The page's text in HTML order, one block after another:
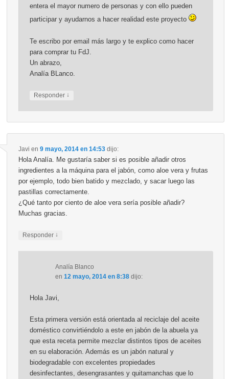
entera el mayor numero de personas y con ello pueden
participar y ayudarnos a hacer realidad este proyecto
Te escribo por email más largo y te explico como hacer
para comprar tu FdJ.
Un abrazo,
Analía BLanco.
Responder ↓
Javi en 9 mayo, 2014 en 14:53 dijo:
Hola Analía. Me gustaría saber si es posible añadir otros
ingredientes a la máquina para el jabón, como aloe vera y frutas
por ejemplo, todo bien batido y mezclado, y sacar luego las
pastillas correctamente.
¿Qué tanto por ciento de aloe vera sería posible añadir?
Muchas gracias.
Responder ↓
Analía Blanco
en 12 mayo, 2014 en 8:38 dijo:
Hola Javi,
Esta primera versión está orientada al reciclaje del aceite
doméstico convirtiéndolo a este en jabón de la abuela ya
que esta receta permite mezclar distintos tipos de aceites
en su elaboración. Además es un jabón natural y
biodegradable con excelentes propiedades
desinfectantes, desengrasantes y quitamanchas que lo